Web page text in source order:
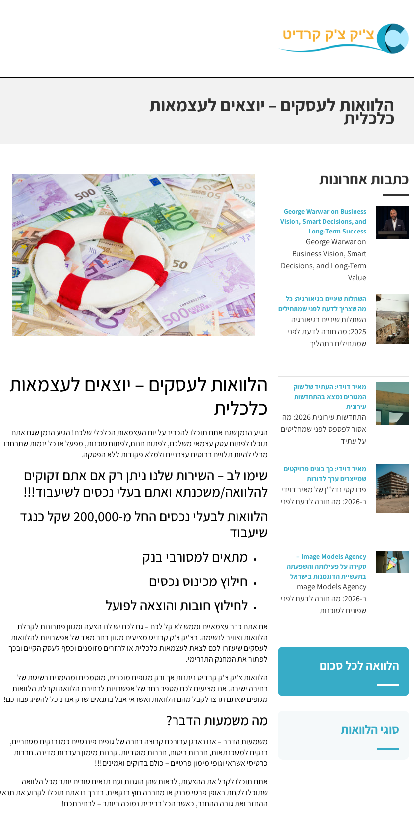
הלוואות לעסקים – יוצאים לעצמאות
כלכלית
כתבות אחרונות
George Warwar on Business
Vision, Smart Decisions, and
Long-Term Success
George Warwar on
Business Vision, Smart
Decisions, and Long-Term
Value
השתלות שיניים בגיאורגיה: כל
מה שצריך לדעת לפני שמתחילים
השתלות שיניים בגיאורגיה
2025: מה חובה לדעת לפני
שמתחילים בתהליך
מאיר דוידי: העתיד של שוק
המגורים נמצא בהתחדשות
עירונית
התחדשות עירונית 2026: מה
אסור לפספס לפני שמחליטים
על עתיד
מאיר דוידי: כך בונים פרויקטים
שמייצרים ערך לדורות
פרויקטי נדל"ן של מאיר דוידי
ב-2026: מה חובה לדעת לפני
Image Models Agency –
סקירה על פעילותה והשפעתה
בתעשיית הדוגמנות בישראל
Image Models Agency
ב-2026: מה חובה לדעת לפני
שפונים לסוכנות
הלוואה לכל סכום
סוגי הלוואות
הלוואות לעסקים – יוצאים לעצמאות
כלכלית
הגיע הזמן שגם אתם תוכלו להכריז על יום העצמאות הכלכלי שלכם! הגיע הזמן שגם אתם
תוכלו לפתוח עסק עצמאי משלכם, לפתוח חנות,לפתוח סוכנות, מפעל או כל יזמות שתבחרו
מבלי להיות תלויים בבוסים עצבניים ולמלא פקודות ללא הפסקה.
שימו לב – השירות שלנו ניתן רק אם אתם זקוקים
להלוואה/משכנתא ואתם בעלי נכסים לשיעבוד!!!
הלוואות לבעלי נכסים החל מ-200,000 שקל כנגד
שיעבוד
מתאים למסורבי בנק
חילוץ מכינוס נכסים
לחילוץ חובות והוצאה לפועל
אם אתם כבר עצמאיים וממש לא קל לכם – גם לכם יש לנו הצעה ומגוון פתרונות לקבלת
הלוואות ואוויר לנשימה. בצ'יק צ'ק קרדיט מציעים מגוון רחב מאד של אפשרויות להלוואות
לעסקים שיעזרו לכם לצאת לעצמאות כלכלית או להזרים מזומנים וכסף לעסק הקיים ובכך
לפתור את המחנק התזרימי.
הלוואות צ'יק צ'ק קרדיט ניתנות אך ורק מגופים מוכרים, מוסמכים ומהימנים בשיטת של
בחירה ישירה. אנו מציעים לכם מספר רחב של אפשרויות לבחירת הלוואה וקבלת הלוואות
מגופים שאתם תרצו לקבל מהם הלוואות ואשראי אבל בתנאים שרק אנו נוכל להשיג עבורכם!
מה משמעות הדבר?
משמעות הדבר – אנו נארגן עבורכם קבוצה רחבה של גופים פיננסיים כמו בנקים מסחריים,
בנקים למשכנתאות, חברות ביטוח, חברות מוסדיות, קרנות מימון בערבות מדינה, חברות
כרטיסי אשראי וגופי מימון פרטיים – כולם בדוקים ואמינים!!!
אתם תוכלו לקבל את ההצעות, לראות שהן הוגנות ועם תנאים טובים יותר מכל הלוואה
שתוכלו לקחת באופן פרטי מבנק או מחברה חוץ בנקאית. בדרך זו אתם תוכלו לקבוע את תנאי
ההחזר ואת גובה ההחזר, כאשר הכל בריבית נמוכה ביותר – לבחירתכם!